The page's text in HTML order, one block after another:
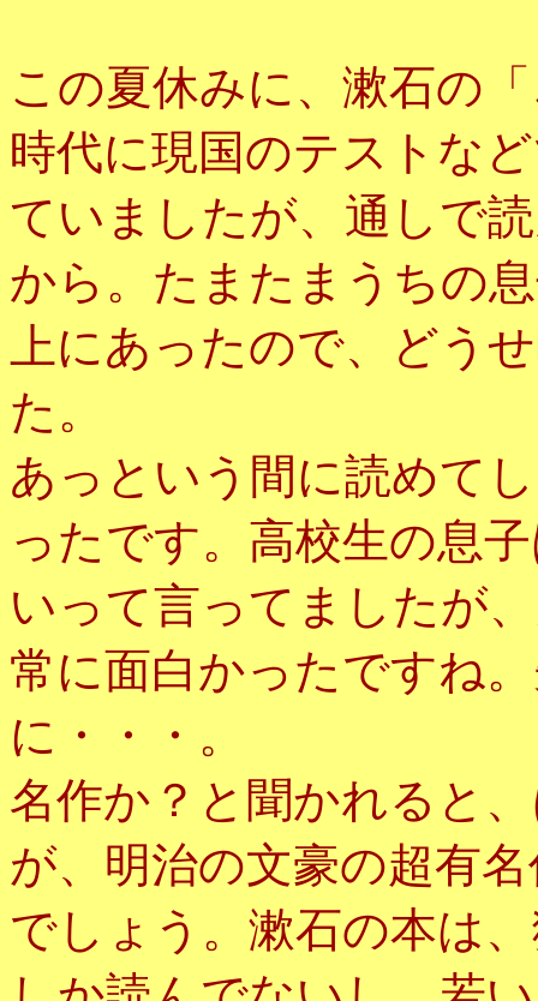
この夏休みに、漱石の
時代に現国のテストな
ていましたが、通しで
から。たまたまうちの
上にあったので、どう
た。
あっという間に読めて
ったです。高校生の息
いって言ってましたが
常に面白かったですね
に・・・。
名作か？と聞かれると
が、明治の文豪の超有
でしょう。漱石の本は